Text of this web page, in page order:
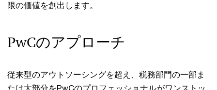
限の価値を創出します。
PwCのアプローチ
従来型のアウトソーシングを超え、税務部門の一部ま